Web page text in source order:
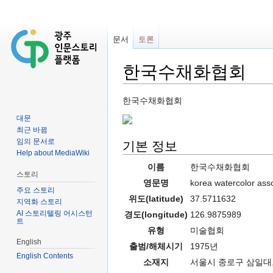
한국수채화협회
한국수채화협회
기본 정보
이름
한국수채화협회
영문명
korea watercolor
위도(latitude)
37.5711632
경도(longitude) 126.9875989
유형
미술협회
출범/해체시기
1975년
소재지
서울시 종로구 삼일
문서 토론
대문
최근 바뀜
임의 문서로
Help about MediaWiki
스토리
주요 스토리
지역화 스토리
AI 스토리텔링 어시스턴
트
English
English Contents